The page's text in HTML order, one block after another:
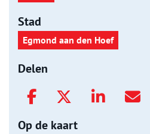
Stad
Egmond aan den Hoef
Delen
Op de kaart